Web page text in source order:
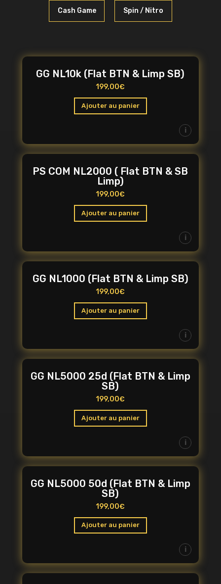
Cash Game Spin / Nitro
GG NL10k (Flat BTN & Limp SB)
199,00€
Ajouter au panier
i
PS COM NL2000 ( Flat BTN & SB
Limp)
199,00€
Ajouter au panier
i
GG NL1000 (Flat BTN & Limp SB)
199,00€
Ajouter au panier
i
GG NL5000 25d (Flat BTN & Limp
SB)
199,00€
Ajouter au panier
i
GG NL5000 50d (Flat BTN & Limp
SB)
199,00€
Ajouter au panier
i